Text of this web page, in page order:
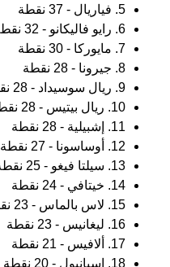
5. فياريال - 37 نقطة
6. رايو فاليكانو - 32 نقطة
7. مايوركا - 30 نقطة
8. جيرونا - 28 نقطة
9. ريال سوسيداد - 28 نقطة
10. ريال بيتيس - 28 نقطة
11. إشبيلية - 28 نقطة
12. أوساسونا - 27 نقطة
13. سيلتا فيغو - 25 نقطة
14. خيتافي - 24 نقطة
15. لاس بالماس - 23 نقطة
16. ليغانيس - 23 نقطة
17. ألافيس - 21 نقطة
18. إسبانيول - 20 نقطة